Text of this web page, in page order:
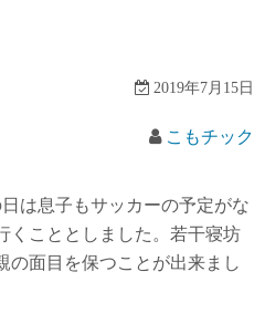
2019年7月15日
こもチック
は息子もサッカーの予定がな
くこととしました。若干寝坊
の面目を保つことが出来まし